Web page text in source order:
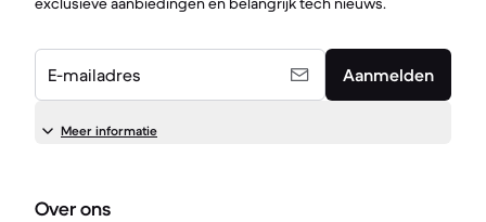
E-mailadres Aanmelden
Meer informatie
Over ons